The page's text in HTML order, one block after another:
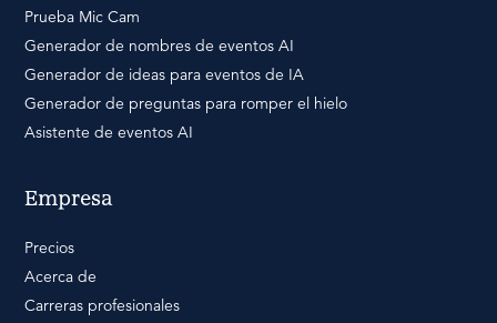
Prueba Mic Cam
Generador de nombres de eventos AI
Generador de ideas para eventos de IA
Generador de preguntas para romper el hielo
Asistente de eventos AI
Empresa
Precios
Acerca de
Carreras profesionales